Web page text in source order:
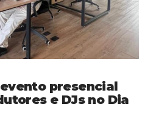
presencial
e DJs no Dia